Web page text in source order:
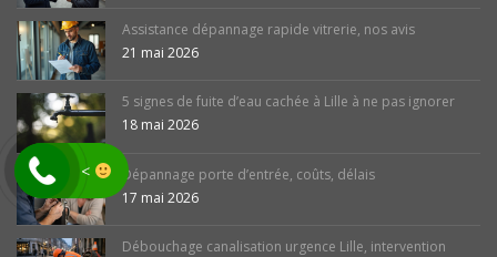
Assistance dépannage rapide vitrerie, nos avis
21 mai 2026
5 signes de fuite d’eau cachée à Lille à ne pas ignorer
18 mai 2026
Dépannage porte d’entrée, coûts, délais
17 mai 2026
Débouchage canalisation urgence Lille, intervention
<